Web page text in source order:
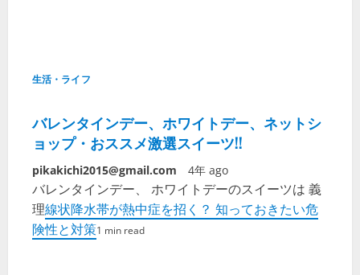
生活・ライフ
バレンタインデー、ホワイトデー、ネットシ
ョップ・おススメ激選スイーツ!!
pikakichi2015@gmail.com 4年 ago
バレンタインデー、 ホワイトデーのスイーツは 義
理線状降水帯が熱中症を招く？ 知っておきたい危
険性と対策1 min read